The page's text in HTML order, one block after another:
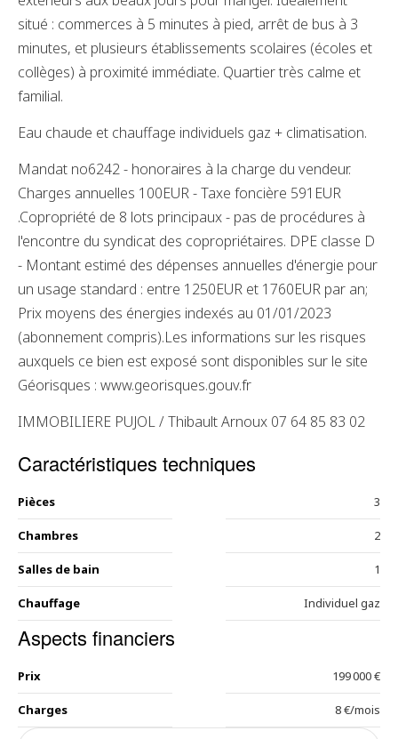
situé : commerces à 5 minutes à pied, arrêt de bus à 3
minutes, et plusieurs établissements scolaires (écoles et
collèges) à proximité immédiate. Quartier très calme et
familial.
Eau chaude et chauffage individuels gaz + climatisation.
Mandat no6242 - honoraires à la charge du vendeur.
Charges annuelles 100EUR - Taxe foncière 591EUR
.Copropriété de 8 lots principaux - pas de procédures à
l'encontre du syndicat des copropriétaires. DPE classe D
- Montant estimé des dépenses annuelles d'énergie pour
un usage standard : entre 1250EUR et 1760EUR par an;
Prix moyens des énergies indexés au 01/01/2023
(abonnement compris).Les informations sur les risques
auxquels ce bien est exposé sont disponibles sur le site
Géorisques : www.georisques.gouv.fr
IMMOBILIERE PUJOL / Thibault Arnoux 07 64 85 83 02
Caractéristiques techniques
Pièces 3
Chambres 2
Salles de bain 1
Chauffage Individuel gaz
Aspects financiers
Prix 199 000 €
Charges 8 €/mois